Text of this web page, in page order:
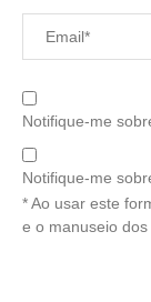
Notifique-me
Notifique-me
* Ao usar este
e o manuseio